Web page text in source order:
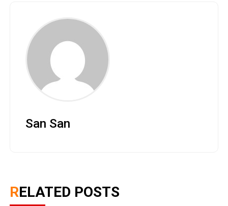
San San
RELATED POSTS